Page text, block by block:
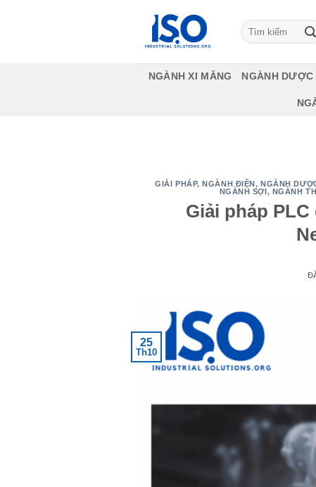
Tìm
kiếm:
NGÀNH XI MĂNG NGÀNH DƯỢC
GIẢI PHÁP,NGÀNH ĐIỆN,NGÀNH
NGÀNH SỢI, NGÀNH
Giải pháp PLC
25
Th10